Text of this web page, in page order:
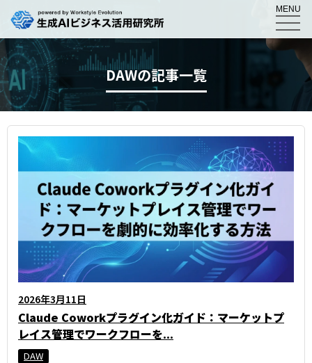
MENU
DAWの記事一覧
2026年3月11日
Claude Coworkプラグイン化ガイド：マーケットプ
レイス管理でワークフローを...
DAW